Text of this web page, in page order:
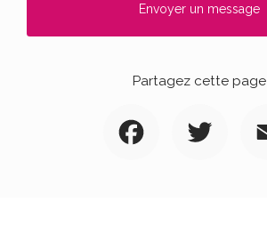
Envoyer un message
Partagez cette page